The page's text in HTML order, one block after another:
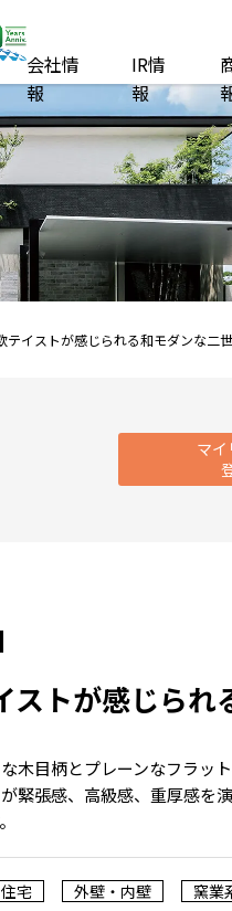
会社情
報
IR情
報
テイストが感じられる和モダンな二
マ
ストが感じられ
木目柄とプレーンなフラッ
緊張感、高級感、重厚感を
住宅 外壁・内壁 窯業